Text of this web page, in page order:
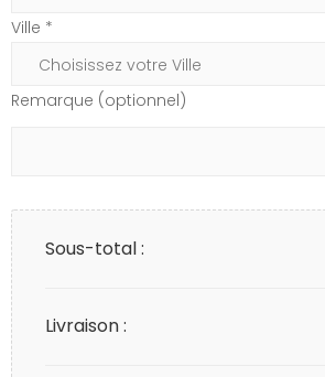
Ville *
Remarque (optionnel)
Sous-total :
Livraison :